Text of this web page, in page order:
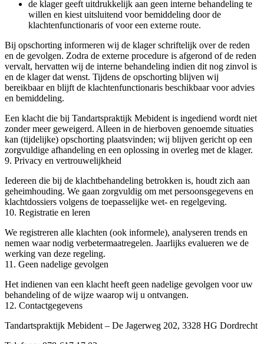
de klager geeft uitdrukkelijk aan geen interne behandeling te
willen en kiest uitsluitend voor bemiddeling door de
klachtenfunctionaris of voor een externe route.
Bij opschorting informeren wij de klager schriftelijk over de reden
en de gevolgen. Zodra de externe procedure is afgerond of de reden
vervalt, hervatten wij de interne behandeling indien dit nog zinvol is
en de klager dat wenst. Tijdens de opschorting blijven wij
bereikbaar en blijft de klachtenfunctionaris beschikbaar voor advies
en bemiddeling.
Een klacht die bij Tandartspraktijk Mebident is ingediend wordt niet
zonder meer geweigerd. Alleen in de hierboven genoemde situaties
kan (tijdelijke) opschorting plaatsvinden; wij blijven gericht op een
zorgvuldige afhandeling en een oplossing in overleg met de klager.
9. Privacy en vertrouwelijkheid
Iedereen die bij de klachtbehandeling betrokken is, houdt zich aan
geheimhouding. We gaan zorgvuldig om met persoonsgegevens en
klachtdossiers volgens de toepasselijke wet- en regelgeving.
10. Registratie en leren
We registreren alle klachten (ook informele), analyseren trends en
nemen waar nodig verbetermaatregelen. Jaarlijks evalueren we de
werking van deze regeling.
11. Geen nadelige gevolgen
Het indienen van een klacht heeft geen nadelige gevolgen voor uw
behandeling of de wijze waarop wij u ontvangen.
12. Contactgegevens
Tandartspraktijk Mebident – De Jagerweg 202, 3328 HG Dordrecht